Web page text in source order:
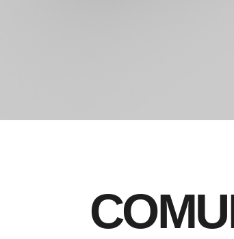
COMU